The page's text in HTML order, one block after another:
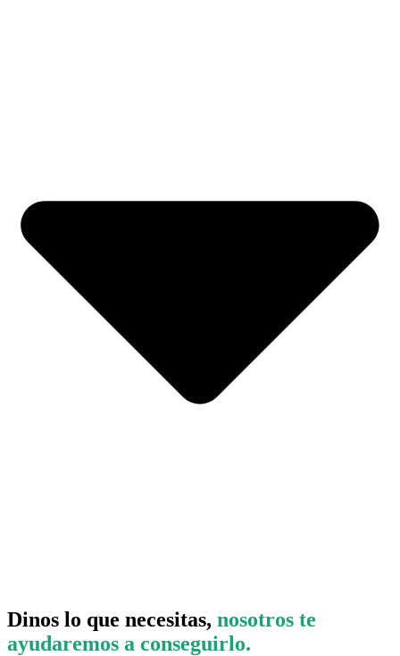
Dinos lo que necesitas, nosotros te
ayudaremos a conseguirlo.